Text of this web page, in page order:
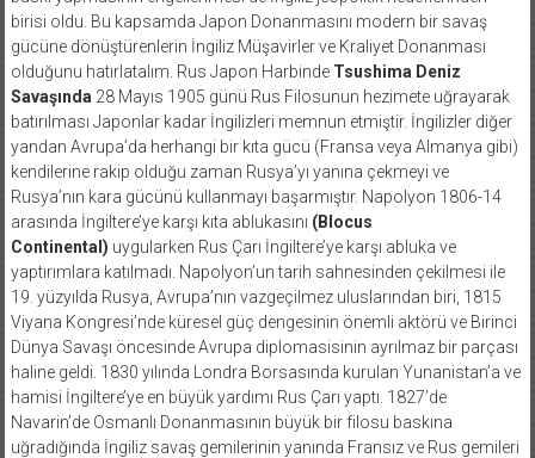
birisi oldu. Bu kapsamda Japon Donanmasını modern bir savaş
gücüne dönüştürenlerin İngiliz Müşavirler ve Kraliyet Donanması
olduğunu hatırlatalım. Rus Japon Harbinde Tsushima Deniz
Savaşında 28 Mayıs 1905 günü Rus Filosunun hezimete uğrayarak
batırılması Japonlar kadar İngilizleri memnun etmiştir. İngilizler diğer
yandan Avrupa’da herhangi bir kıta gücü (Fransa veya Almanya gibi)
kendilerine rakip olduğu zaman Rusya’yı yanına çekmeyi ve
Rusya’nın kara gücünü kullanmayı başarmıştır. Napolyon 1806-14
arasında İngiltere’ye karşı kıta ablukasını (Blocus
Continental) uygularken Rus Çarı İngiltere’ye karşı abluka ve
yaptırımlara katılmadı. Napolyon’un tarih sahnesinden çekilmesi ile
19. yüzyılda Rusya, Avrupa’nın vazgeçilmez uluslarından biri, 1815
Viyana Kongresi’nde küresel güç dengesinin önemli aktörü ve Birinci
Dünya Savaşı öncesinde Avrupa diplomasisinin ayrılmaz bir parçası
haline geldi. 1830 yılında Londra Borsasında kurulan Yunanistan’a ve
hamisi İngiltere’ye en büyük yardımı Rus Çarı yaptı. 1827’de
Navarin’de Osmanlı Donanmasının büyük bir filosu baskına
uğradığında İngiliz savaş gemilerinin yanında Fransız ve Rus gemileri